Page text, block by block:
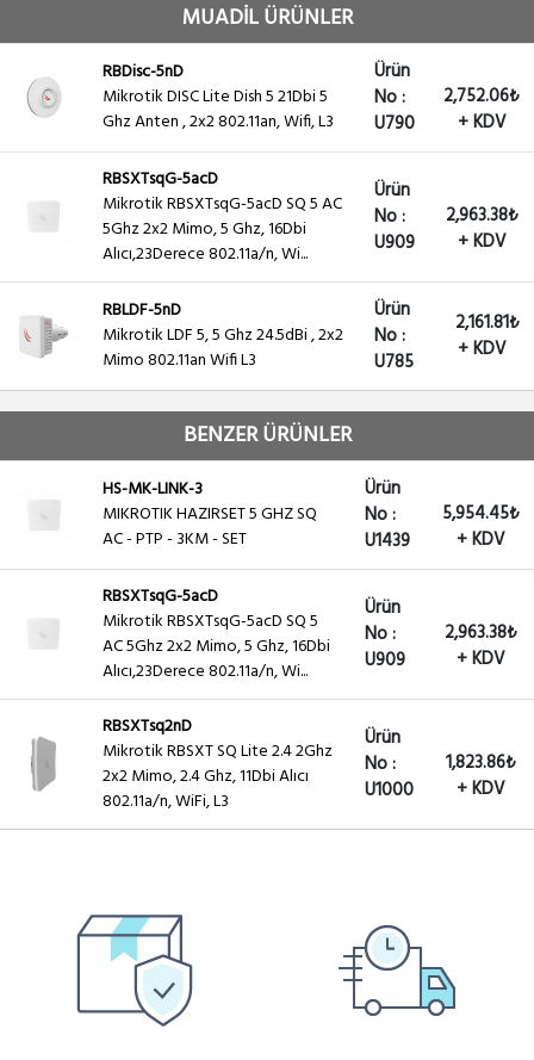
MUADİL ÜRÜNLER
RBDisc-5nD
Mikrotik DISC Lite Dish 5 21Dbi 5
Ghz Anten , 2x2 802.11an, Wifi, L3
Ürün
No :
U790
2,752.06₺
+ KDV
RBSXTsqG-5acD
Mikrotik RBSXTsqG-5acD SQ 5 AC
5Ghz 2x2 Mimo, 5 Ghz, 16Dbi
Alıcı,23Derece 802.11a/n, Wi...
Ürün
No :
U909
2,963.38₺
+ KDV
RBLDF-5nD
Mikrotik LDF 5, 5 Ghz 24.5dBi , 2x2
Mimo 802.11an Wifi L3
Ürün
No :
U785
2,161.81₺
+ KDV
BENZER ÜRÜNLER
HS-MK-LINK-3
MIKROTIK HAZIRSET 5 GHZ SQ
AC - PTP - 3KM - SET
Ürün
No :
U1439
5,954.45₺
+ KDV
RBSXTsqG-5acD
Mikrotik RBSXTsqG-5acD SQ 5
AC 5Ghz 2x2 Mimo, 5 Ghz, 16Dbi
Alıcı,23Derece 802.11a/n, Wi...
Ürün
No :
U909
2,963.38₺
+ KDV
RBSXTsq2nD
Mikrotik RBSXT SQ Lite 2.4 2Ghz
2x2 Mimo, 2.4 Ghz, 11Dbi Alıcı
802.11a/n, WiFi, L3
Ürün
No :
U1000
1,823.86₺
+ KDV